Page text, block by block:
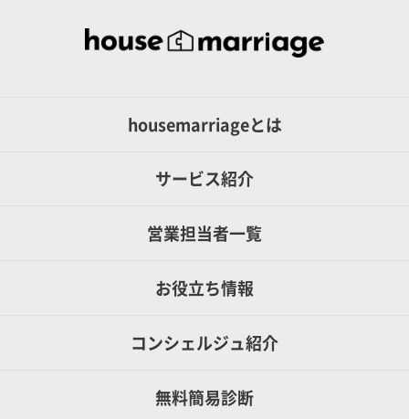
housemarriageとは
サービス紹介
営業担当者一覧
お役立ち情報
コンシェルジュ紹介
無料簡易診断